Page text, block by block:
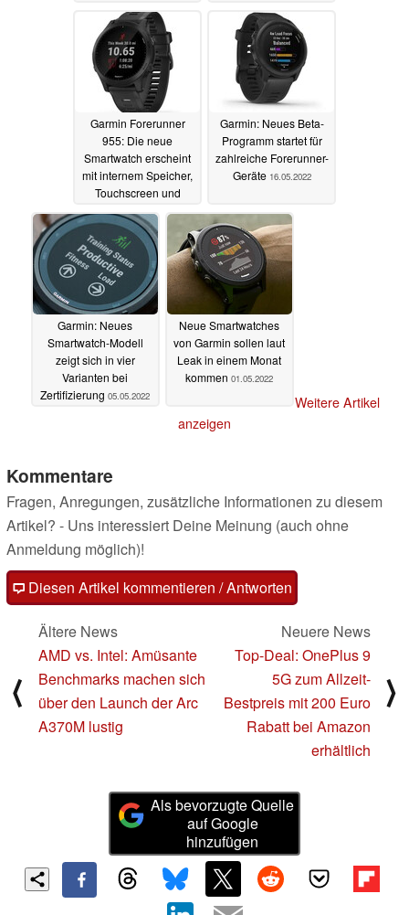
24.05.2022
Garmin Forerunner
955: Die neue
Smartwatch erscheint
mit internem Speicher,
Touchscreen und
23.05.2022
Garmin: Neues Beta-
Programm startet für
zahlreiche Forerunner-
Geräte 16.05.2022
Garmin: Neues
Smartwatch-Modell
zeigt sich in vier
Varianten bei
Zertifizierung 05.05.2022
Neue Smartwatches
von Garmin sollen laut
Leak in einem Monat
kommen 01.05.2022
Weitere Artikel
anzeigen
Kommentare
Fragen, Anregungen, zusätzliche Informationen zu diesem
Artikel? - Uns interessiert Deine Meinung (auch ohne
Anmeldung möglich)!
Diesen Artikel kommentieren / Antworten
⟨
Ältere News
AMD vs. Intel: Amüsante
Benchmarks machen sich
über den Launch der Arc
A370M lustig
Neuere News
Top-Deal: OnePlus 9
5G zum Allzeit-
Bestpreis mit 200 Euro
Rabatt bei Amazon
erhältlich
⟩
Als bevorzugte Quelle
auf Google
hinzufügen